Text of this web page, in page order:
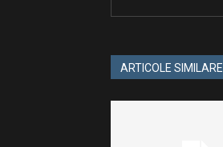
ARTICOLE SIMILARE